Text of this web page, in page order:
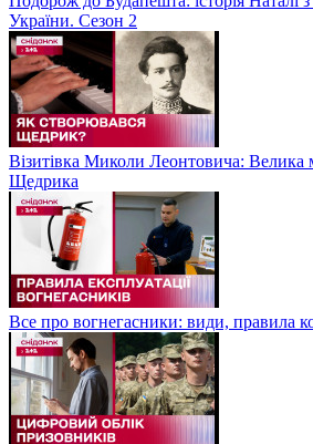
України. Сезон 2
Візитівка Миколи Леонтовича: Велика
Щедрика
Все про вогнегасники: види, правила